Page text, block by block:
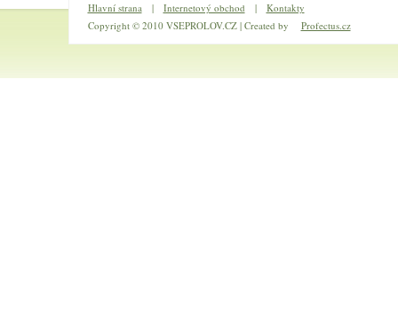
Hlavní strana | Internetový obchod |
Kontakty
Copyright © 2010 VSEPROLOV.CZ | Created by
Profectus.cz